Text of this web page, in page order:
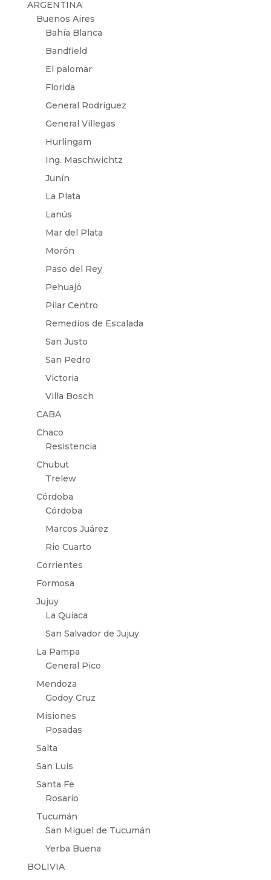
ARGENTINA
Buenos Aires
Bahía Blanca
Bandfield
El palomar
Florida
General Rodriguez
General Villegas
Hurlingam
Ing. Maschwichtz
Junín
La Plata
Lanús
Mar del Plata
Morón
Paso del Rey
Pehuajó
Pilar Centro
Remedios de Escalada
San Justo
San Pedro
Victoria
Villa Bosch
CABA
Chaco
Resistencia
Chubut
Trelew
Córdoba
Córdoba
Marcos Juárez
Rio Cuarto
Corrientes
Formosa
Jujuy
La Quiaca
San Salvador de Jujuy
La Pampa
General Pico
Mendoza
Godoy Cruz
Misiones
Posadas
Salta
San Luis
Santa Fe
Rosario
Tucumán
San Miguel de Tucumán
Yerba Buena
BOLIVIA